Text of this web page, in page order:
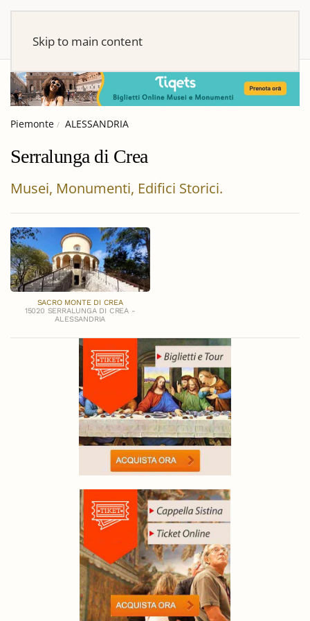
Skip to main content
Piemonte ALESSANDRIA
Serralunga di Crea
Musei, Monumenti, Edifici Storici.
SACRO MONTE DI CREA
15020 SERRALUNGA DI CREA -
ALESSANDRIA